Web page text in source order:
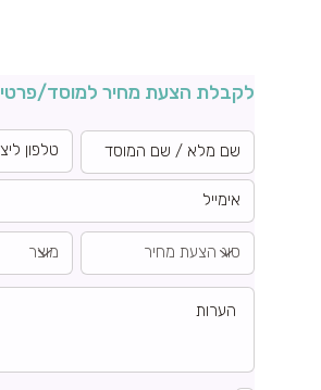
לקבלת הצעת מחיר למוסד/פרטי